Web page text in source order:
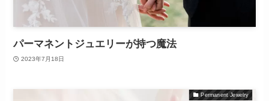
パーマネントジュエリーが持つ魔法
2023年7月18日
Permanent Jewelry